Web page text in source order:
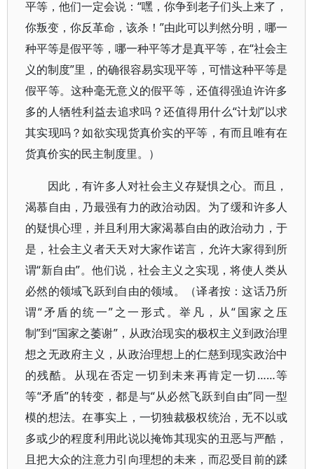
平等，他们一定会说：“嘿，你争到老子们头上来了，
你叛变，你反革命，该杀！”由此可以判然分明，哪一
种平等是假平等，哪一种平等才是真平等，在“社会主
义的制度”里，的确很容易实现平等，可惜这种平等是
假平等。这种毫无意义的假平等，还值得强迫许许多
多的人牺牲利益去追求吗？还值得用什么“计划”以求
其实现吗？如欲实现货真价实的平等，有而且唯有在
货真价实的民主制度里。）
因此，有许多人对社会主义存疑惧之心。而且，
渴慕自由，乃最强有力的政治动因。为了缓和许多人
的疑惧心理，并且利用大家渴慕自由的政治动力，于
是，社会主义者天天对大家作诺言，允许大家得到所
谓“新自由”。他们说，社会主义之实现，将使人类从
必然的领域飞跃到自由的领域。（译者按：这话乃所
谓“矛盾的统一”之一形式。举凡，从“国家之压
制”到“国家之萎谢”，从政治现实的极权主义到政治理
想之无政府主义，从政治理想上的仁慈到现实政治中
的残酷。从现在否定一切到未来再肯定一切……等
等“矛盾”的转变，都是与“从必然飞跃到自由”同一型
模的想法。在事实上，一切独裁极权统治，无不以或
多或少的程度利用此说以掩饰其现实的丑恶与严酷，
且把大众的注意力引向理想的未来，而忍受目前的蹂